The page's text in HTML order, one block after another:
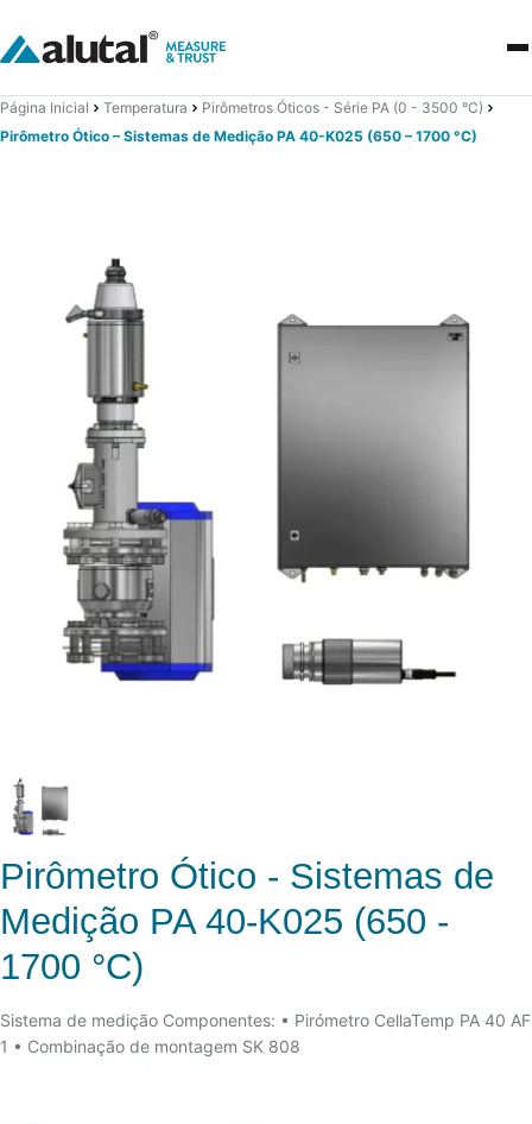
Página Inicial Temperatura
Pirômetros Óticos - Série PA (0 - 3500 °C)
Pirômetro Ótico – Sistemas de Medição PA 40-K025 (650 – 1700 °C)
Pirômetro Ótico - Sistemas de
Medição PA 40-K025 (650 -
1700 °C)
Sistema de medição Componentes: • Pirómetro CellaTemp PA 40 AF
1 • Combinação de montagem SK 808